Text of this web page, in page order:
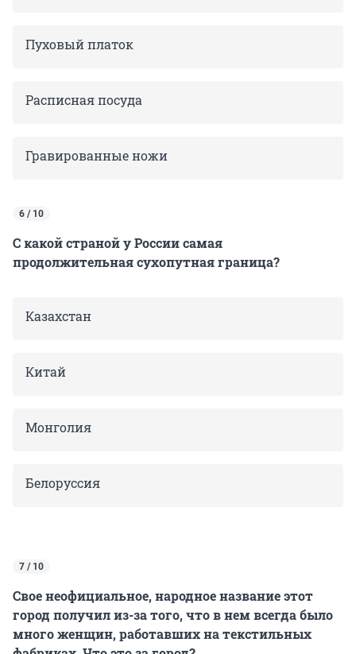
Пуховый платок
Расписная посуда
Гравированные ножи
6 / 10
С какой страной у России самая
продолжительная сухопутная граница?
Казахстан
Китай
Монголия
Белоруссия
7 / 10
Свое неофициальное, народное название этот
город получил из-за того, что в нем всегда было
много женщин, работавших на текстильных